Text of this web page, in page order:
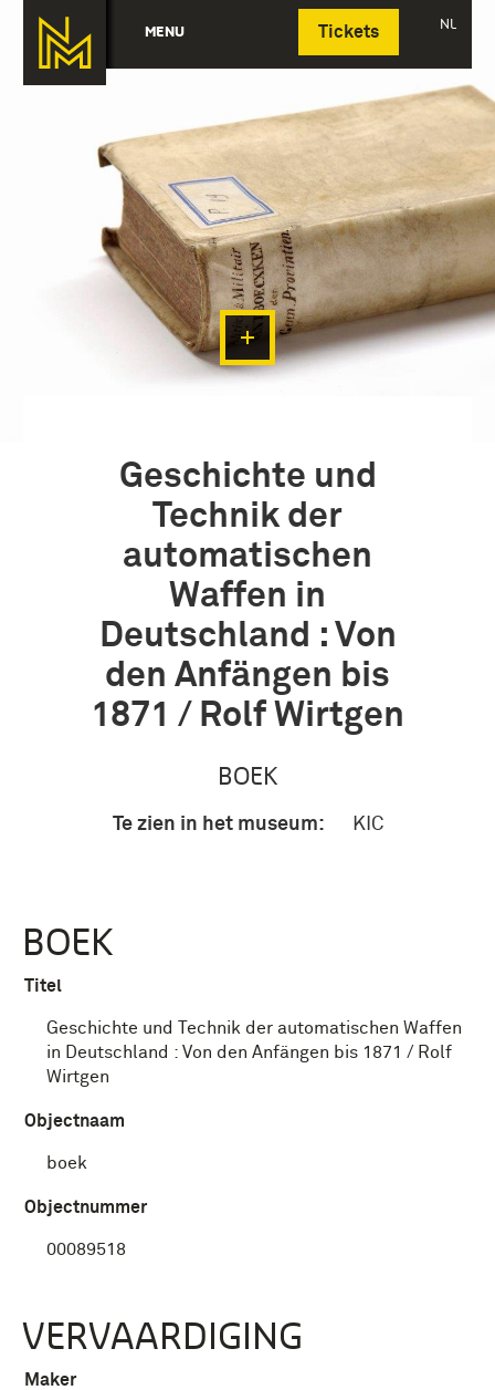
MENU Tickets NL
Deutsch
Geschichte und
Technik der
automatischen
Waffen in
Deutschland : Von
den Anfängen bis
1871 / Rolf Wirtgen
BOEK
Te zien in het museum: KIC
BOEK
Titel
Geschichte und Technik der automatischen Waffen
in Deutschland : Von den Anfängen bis 1871 / Rolf
Wirtgen
Objectnaam
boek
Objectnummer
00089518
VERVAARDIGING
Maker